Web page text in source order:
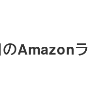
Amazonラ